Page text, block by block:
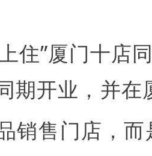
期开业，并在
销售门店，